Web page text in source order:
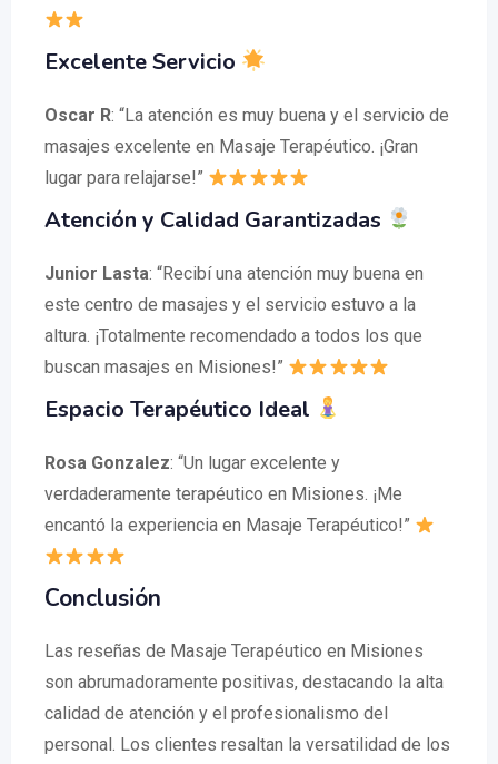
Excelente Servicio
Oscar R: “La atención es muy buena y el servicio de
masajes excelente en Masaje Terapéutico. ¡Gran
lugar para relajarse!”
Atención y Calidad Garantizadas
Junior Lasta: “Recibí una atención muy buena en
este centro de masajes y el servicio estuvo a la
altura. ¡Totalmente recomendado a todos los que
buscan masajes en Misiones!”
Espacio Terapéutico Ideal
Rosa Gonzalez: “Un lugar excelente y
verdaderamente terapéutico en Misiones. ¡Me
encantó la experiencia en Masaje Terapéutico!”
Conclusión
Las reseñas de Masaje Terapéutico en Misiones
son abrumadoramente positivas, destacando la alta
calidad de atención y el profesionalismo del
personal. Los clientes resaltan la versatilidad de los